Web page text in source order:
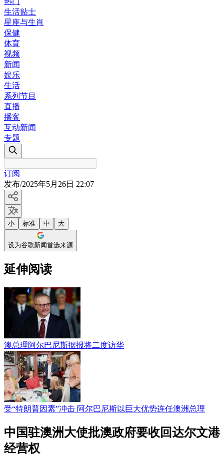
生活贴士
星座与生肖
保健
体育
视频
新闻
娱乐
生活
系列节目
直播
播客
互动新闻
专题
订阅
发布/2025年5月26日 22:07
小 标准 中 大
设为谷歌新闻首选来源
延伸阅读
澳总理阿尔巴尼斯据报将二度访华
受“特朗普因素”冲击 阿尔巴尼斯以巨大优势连任澳洲总理
中国驻澳洲大使批澳政府要收回达尔文港
经营权